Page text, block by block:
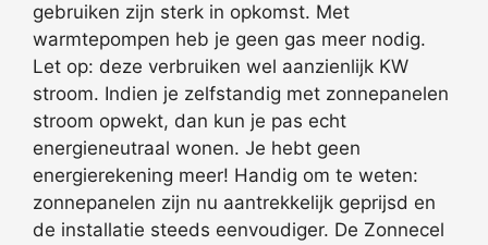
gebruiken zijn sterk in opkomst. Met
warmtepompen heb je geen gas meer nodig.
Let op: deze verbruiken wel aanzienlijk KW
stroom. Indien je zelfstandig met zonnepanelen
stroom opwekt, dan kun je pas echt
energieneutraal wonen. Je hebt geen
energierekening meer! Handig om te weten:
zonnepanelen zijn nu aantrekkelijk geprijsd en
de installatie steeds eenvoudiger. De Zonnecel